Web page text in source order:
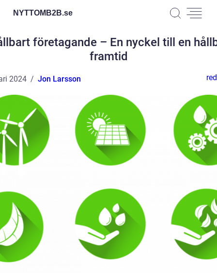
NYTTOMB2B.se
företagande – En nyckel till en
framtid
2024 Jon Larsson